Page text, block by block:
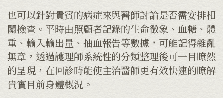
也可以針對貴賓的病症來與醫師討論是否需安排相
關檢查。平時由照顧者記錄的生命徵象、血糖、體
重、輸入輸出量、抽血報告等數據，可能記得雜亂
無章，透過護理師系統性的分類整理後可一目瞭然
的呈現，在回診時能使主治醫師更有效快速的瞭解
貴賓目前身體概況。